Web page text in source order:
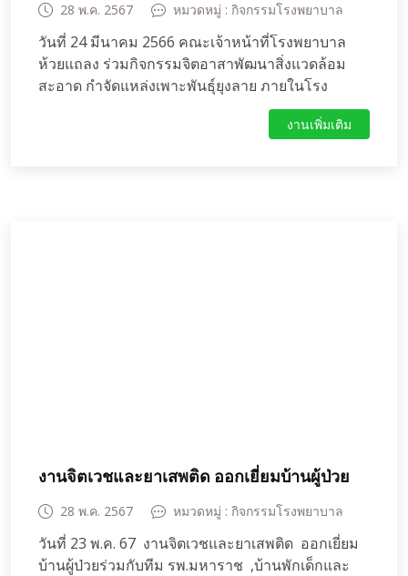
28 พ.ค. 2567 หมวดหมู่ : กิจกรรมโรงพยาบาล
วันที่ 24 มีนาคม 2566 คณะเจ้าหน้าที่โรงพยาบาล
ห้วยแถลง ร่วมกิจกรรมจิตอาสาพัฒนาสิ่งแวดล้อม
สะอาด กำจัดแหล่งเพาะพันธุ์ยุงลาย ภายในโรง
พยาบาลห้วยแถลง ซึ่งได้รับความร่วมมือจากทุกฝ่าย
งานเพิ่มเติม
งานจิตเวชและยาเสพติด ออกเยี่ยมบ้านผู้ป่วย
28 พ.ค. 2567 หมวดหมู่ : กิจกรรมโรงพยาบาล
วันที่ 23 พ.ค. 67 งานจิตเวชและยาเสพติด ออกเยี่ยม
บ้านผู้ป่วยร่วมกับทีม รพ.มหาราช ,บ้านพักเด็กและ